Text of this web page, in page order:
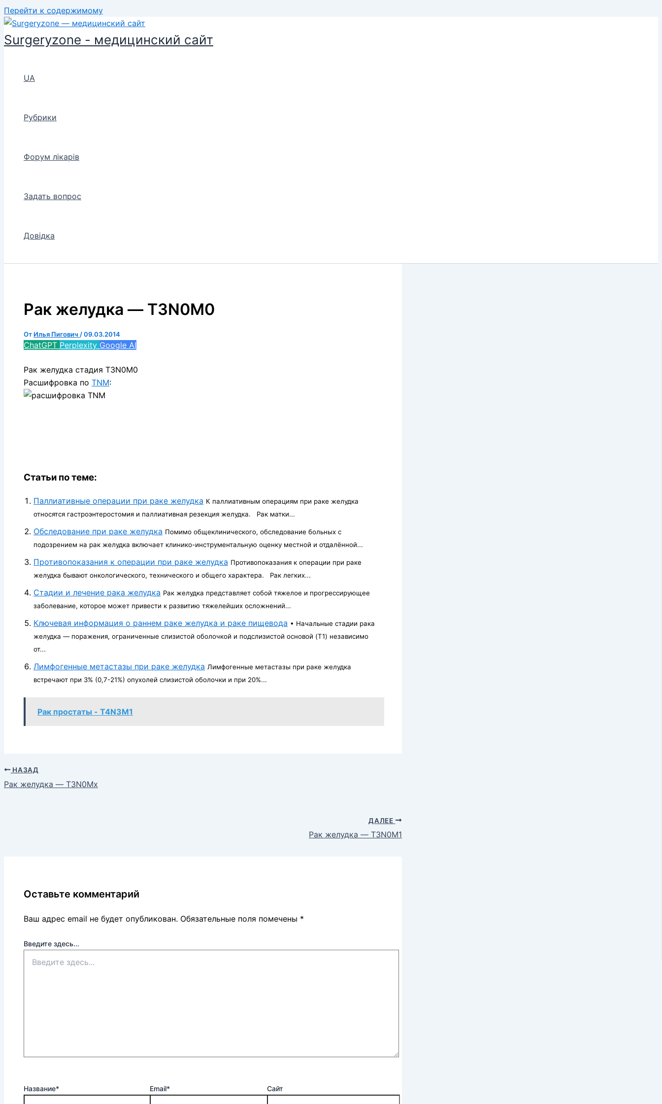
Перейти к содержимому
Surgeryzone - медицинский сайт
UA
Рубрики
Форум лікарів
Задать вопрос
Довідка
Рак желудка — T3N0M0
От Илья Пигович /09.03.2014
ChatGPT Perplexity Google AI
Рак желудка стадия T3N0M0
Расшифровка по TNM:
Статьи по теме:
Паллиативные операции при раке желудка К паллиативным операциям при раке желудка
относятся гастроэнтеростомия и паллиативная резекция желудка. Рак матки...
Обследование при раке желудка Помимо общеклинического, обследование больных с
подозрением на рак желудка включает клинико-инструментальную оценку местной и отдалённой...
Противопоказания к операции при раке желудка Противопоказания к операции при раке
желудка бывают онкологического, технического и общего характера. Рак легких...
Стадии и лечение рака желудка Рак желудка представляет собой тяжелое и прогрессирующее
заболевание, которое может привести к развитию тяжелейших осложнений...
Ключевая информация о раннем раке желудка и раке пищевода • Начальные стадии рака
желудка — поражения, ограниченные слизистой оболочкой и подслизистой основой (T1) независимо
от...
Лимфогенные метастазы при раке желудка Лимфогенные метастазы при раке желудка
встречают при 3% (0,7-21%) опухолей слизистой оболочки и при 20%...
Рак простаты - T4N3M1
НАЗАД
Рак желудка — T3N0Mx
ДАЛЕЕ
Рак желудка — T3N0M1
Оставьте комментарий
Ваш адрес email не будет опубликован. Обязательные поля помечены *
Введите здесь...
Название* Email* Сайт